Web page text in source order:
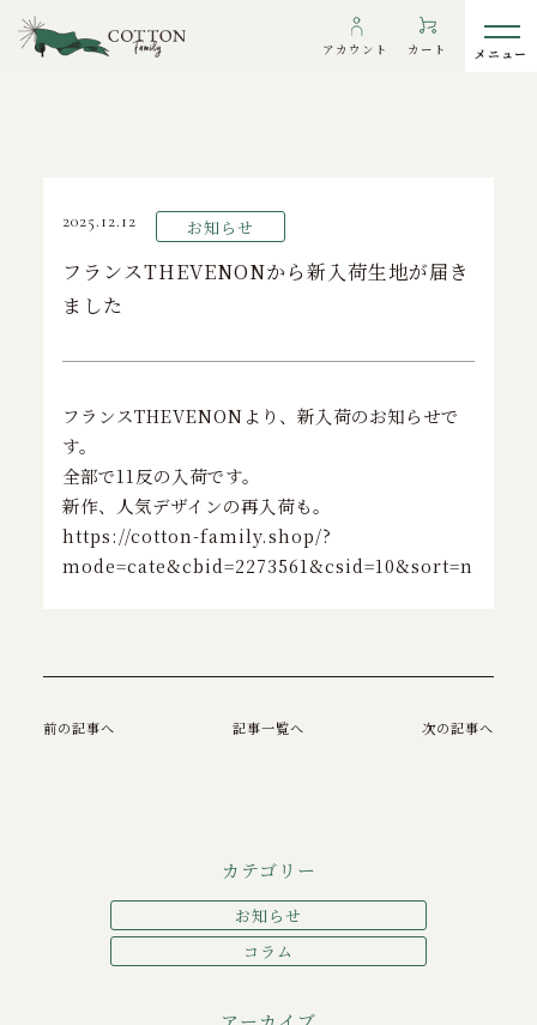
アカウント カート
わたしたちについて
インフォメーション
海外の方へ
プライバシーポリシー
特定商取引に基づく表記
TOP> お知らせ>フランスTHEVENONから新入荷生地が届きまし
た
2025.12.12 お知らせ
フランスTHEVENONから新入荷生地が届き
ました
フランスTHEVENONより、新入荷のお知らせで
す。
全部で11反の入荷です。
新作、人気デザインの再入荷も。
https://cotton-family.shop/?
mode=cate&cbid=2273561&csid=10&sort=n
前の記事へ 記事一覧へ 次の記事へ
カテゴリー
お知らせ
コラム